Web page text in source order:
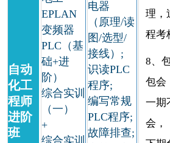
理，
程考
8、
包会
一期
会，
自动
化工
程师
进阶
班
EPLAN
变频器
PLC（基
础+进
阶）
综合实训
（一）
+
电器
（原理/读
图/选型/
接线）;
识读PLC
程序;
编写常规
PLC程序;
故障排查;